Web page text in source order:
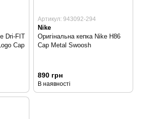
Dri-FIT
Cap
Артикул: 943092-294
Nike
Оригінальна кепка Nike H86
Cap Metal Swoosh
890 грн
В наявності